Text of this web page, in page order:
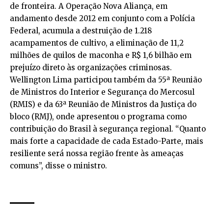
de fronteira. A Operação Nova Aliança, em
andamento desde 2012 em conjunto com a Polícia
Federal, acumula a destruição de 1.218
acampamentos de cultivo, a eliminação de 11,2
milhões de quilos de maconha e R$ 1,6 bilhão em
prejuízo direto às organizações criminosas.
Wellington Lima participou também da 55ª Reunião
de Ministros do Interior e Segurança do Mercosul
(RMIS) e da 63ª Reunião de Ministros da Justiça do
bloco (RMJ), onde apresentou o programa como
contribuição do Brasil à segurança regional. “Quanto
mais forte a capacidade de cada Estado-Parte, mais
resiliente será nossa região frente às ameaças
comuns”, disse o ministro.